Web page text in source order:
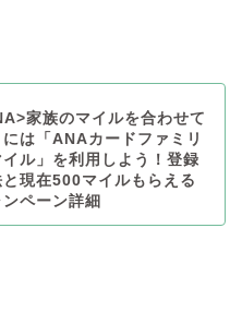
家族のマイルを合わせて
は「ANAカードファミリ
イル」を利用しよう！登録
と現在500マイルもらえる
ンペーン詳細